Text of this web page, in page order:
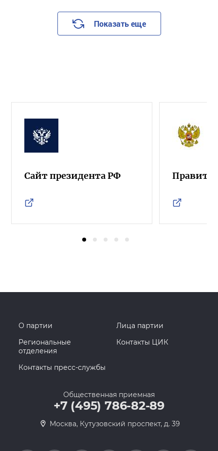
Показать еще
Сайт президента РФ
О партии
Лица партии
Региональные
отделения
Контакты ЦИК
Контакты пресс-службы
Общественная приемная
+7 (495) 786-82-89
Москва, Кутузовский проспект, д. 39